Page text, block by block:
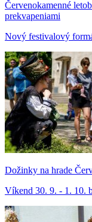
Červenokamenné
prekvapeniami
Nový festivalový
Dožinky na hrade
Víkend 30. 9. - 1. 10.